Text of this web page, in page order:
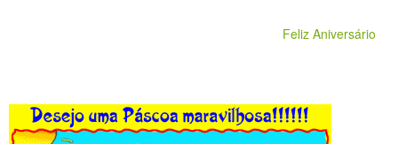
Feliz Aniversário